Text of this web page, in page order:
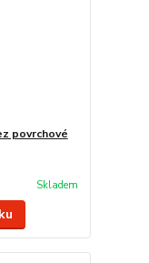
povrchové
Skladem